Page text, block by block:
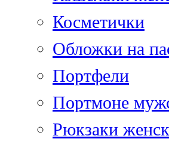
Косметички
Обложки на
Портфели
Портмоне
Рюкзаки